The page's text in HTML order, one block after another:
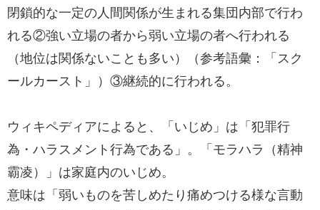
閉鎖的な一定の人間関係が生まれる集団内部で行わ
れる②強い立場の者から弱い立場の者へ行われる
（地位は関係ないことも多い）（参考語彙：「スク
ールカースト」）③継続的に行われる。
ウィキペディアによると、「いじめ」は「犯罪行
為・ハラスメント行為である」。「モラハラ（精神
霸凌）」は家庭内のいじめ。
意味は「弱いものを苦しめたり痛めつける様な言動